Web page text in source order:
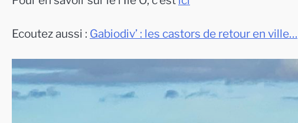
Ecoutez aussi : Gabiodiv’ : les castors de retour en ville…